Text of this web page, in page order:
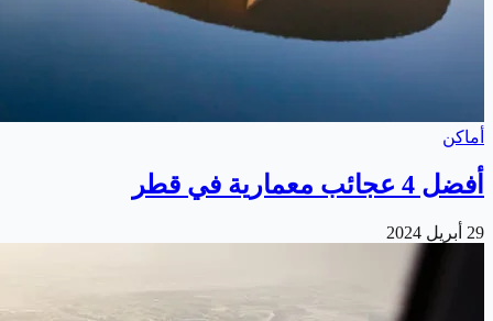
أماكن
أفضل 4 عجائب معمارية في قطر
29 أبريل 2024